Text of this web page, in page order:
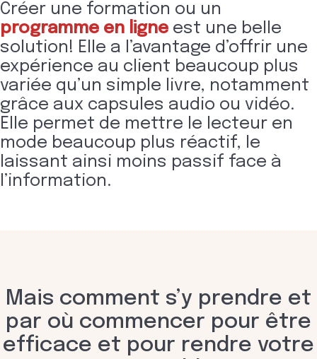
Créer une formation ou un
programme en ligne est une belle
solution! Elle a l’avantage d’offrir une
expérience au client beaucoup plus
variée qu’un simple livre, notamment
grâce aux capsules audio ou vidéo.
Elle permet de mettre le lecteur en
mode beaucoup plus réactif, le
laissant ainsi moins passif face à
l’information.
Mais comment s’y prendre et
par où commencer pour être
efficace et pour rendre votre